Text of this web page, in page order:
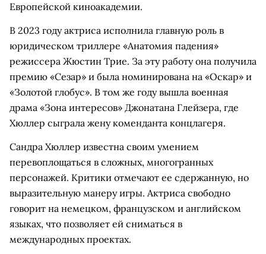
Европейской киноакадемии.
В 2023 году актриса исполнила главную роль в
юридическом триллере «Анатомия падения»
режиссера Жюстин Трие. За эту работу она получила
премию «Сезар» и была номинирована на «Оскар» и
«Золотой глобус». В том же году вышла военная
драма «Зона интересов» Джонатана Глейзера, где
Хюллер сыграла жену коменданта концлагеря.
Сандра Хюллер известна своим умением
перевоплощаться в сложных, многогранных
персонажей. Критики отмечают ее сдержанную, но
выразительную манеру игры. Актриса свободно
говорит на немецком, французском и английском
языках, что позволяет ей сниматься в
международных проектах.